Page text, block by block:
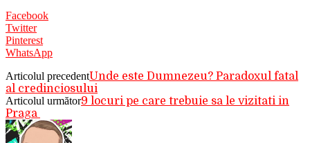
Facebook
Twitter
Pinterest
WhatsApp
Articolul precedentUnde este Dumnezeu? Paradoxul fatal
al credinciosului
Articolul următor9 locuri pe care trebuie sa le vizitati in
Praga